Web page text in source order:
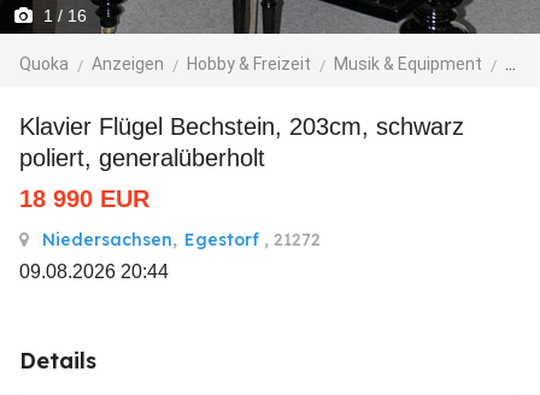
1 / 16
Quoka Anzeigen Hobby & Freizeit Musik & Equipment
Klavier Flügel Bechstein, 203cm, schwarz
poliert, generalüberholt
18 990 EUR
Niedersachsen, Egestorf , 21272
09.08.2026 20:44
Details